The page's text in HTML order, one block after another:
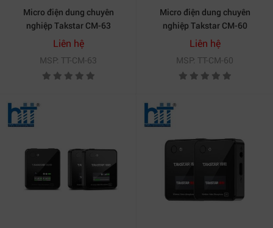
Micro điện dung chuyên
nghiệp Takstar CM-63
Liên hệ
MSP: TT-CM-63
Micro điện dung chuyên
nghiệp Takstar CM-60
Liên hệ
MSP: TT-CM-60